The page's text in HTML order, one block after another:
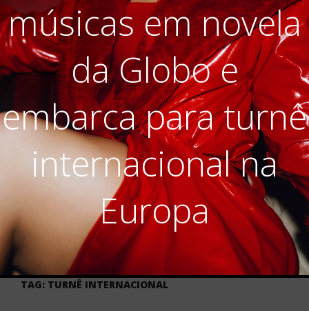
músicas em novela
da Globo e
embarca para turnê
internacional na
Europa
TAG: TURNÊ INTERNACIONAL